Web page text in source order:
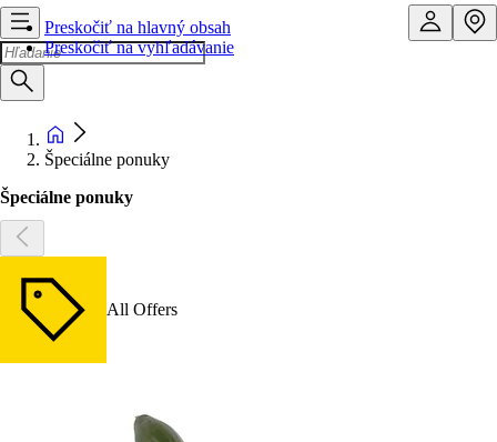
Preskočiť na hlavný obsah
Preskočiť na vyhľadávanie
Špeciálne ponuky
Špeciálne ponuky
All Offers